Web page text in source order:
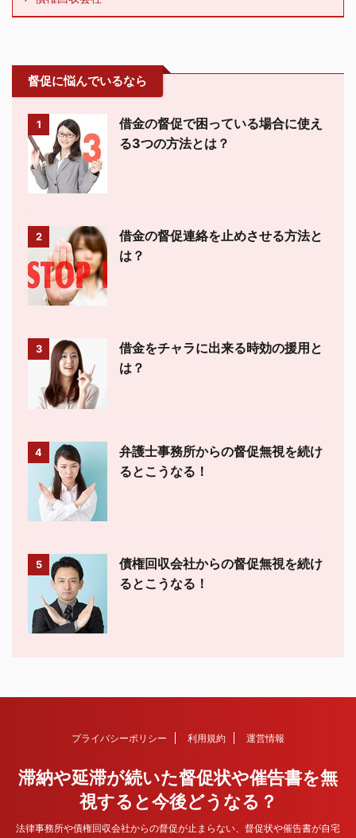
督促に悩んでいるなら
1
借金の督促で困っている場合に使え
る3つの方法とは？
2
借金の督促連絡を止めさせる方法と
は？
3
借金をチャラに出来る時効の援用と
は？
4
弁護士事務所からの督促無視を続け
るとこうなる！
5
債権回収会社からの督促無視を続け
るとこうなる！
プライバシーポリシー 利用規約 運営情報
滞納や延滞が続いた督促状や催告書を無
視すると今後どうなる？
法律事務所や債権回収会社からの督促が止まらない、督促状や催告書が自宅